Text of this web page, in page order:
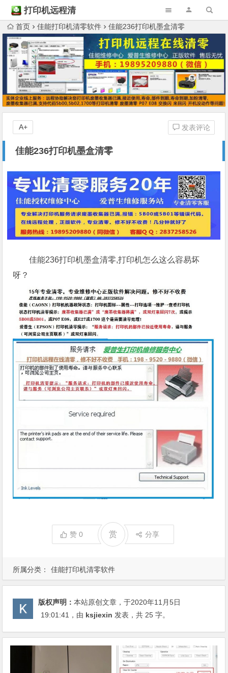
打印机远程清
零首页 佳能打印机清零软件 佳能236打印机墨盒清零
佳能236打印机墨盒清零
发表评论
A+
所属分类： 佳能打印机清零软件
佳能236打印机墨盒清零,打印机怎么这么容易坏
呀？
赞0 赏 分享
版权声明：本站原创文章，于2020年11月5日
19:01:41 ，由 ksjiexin 发表，共 25 字。